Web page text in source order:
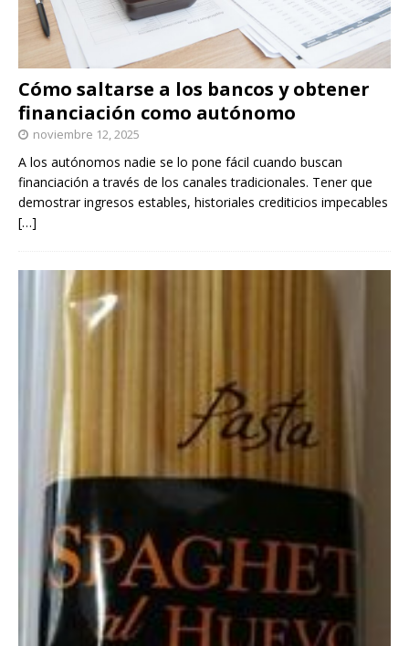
Cómo saltarse a los bancos y obtener
financiación como autónomo
noviembre 12, 2025
A los autónomos nadie se lo pone fácil cuando buscan
financiación a través de los canales tradicionales. Tener que
demostrar ingresos estables, historiales crediticios impecables
[…]